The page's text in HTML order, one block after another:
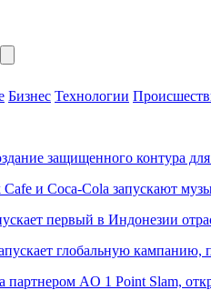
Бизнес Технологии
защищенного контура
Cafe и Coca-Cola запускают
первый в Индонезии
глобальную
партнером AO 1 Point Slam,